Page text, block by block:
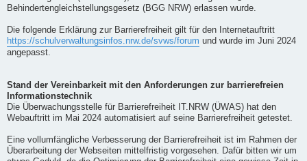
Behindertengleichstellungsgesetz (BGG NRW) erlassen wurde.
Die folgende Erklärung zur Barrierefreiheit gilt für den Internetauftritt
https://schulverwaltungsinfos.nrw.de/svws/forum und wurde im Juni 2024
angepasst.
Stand der Vereinbarkeit mit den Anforderungen zur barrierefreien
Informationstechnik
Die Überwachungsstelle für Barrierefreiheit IT.NRW (ÜWAS) hat den
Webauftritt im Mai 2024 automatisiert auf seine Barrierefreiheit getestet.
Eine vollumfängliche Verbesserung der Barrierefreiheit ist im Rahmen der
Überarbeitung der Webseiten mittelfristig vorgesehen. Dafür bitten wir um